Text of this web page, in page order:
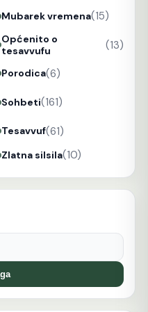
Mubarek vremena(15)
Općenito o
tesavvufu
(13)
Porodica(6)
Sohbeti(161)
Tesavvuf(61)
Zlatna silsila(10)